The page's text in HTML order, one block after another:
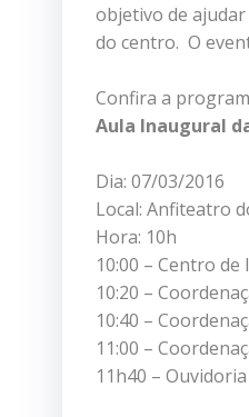
objetivo de
do centro. O
Confira a
Aula Inaugural
Dia: 07/03/2016
Local: Anfiteatro
Hora: 10h
10:00 – Centro
10:20 –
10:40 –
11:00 –
11h40 –